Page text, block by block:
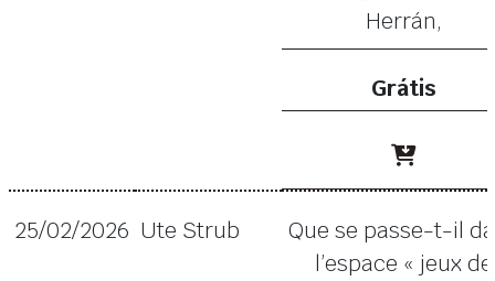
Herrán,
Grátis
25/02/2026 Ute Strub
Que se passe-t-il
l’espace « jeux de